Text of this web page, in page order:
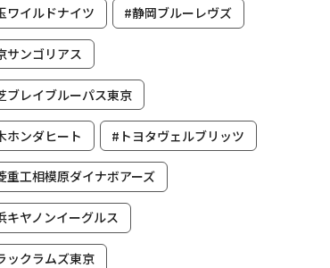
ワイルドナイツ #静岡ブルーレヴズ
サンゴリアス
ブレイブルーパス東京
ホンダヒート #トヨタヴェルブリッツ
重工相模原ダイナボアーズ
キヤノンイーグルス
ックラムズ東京